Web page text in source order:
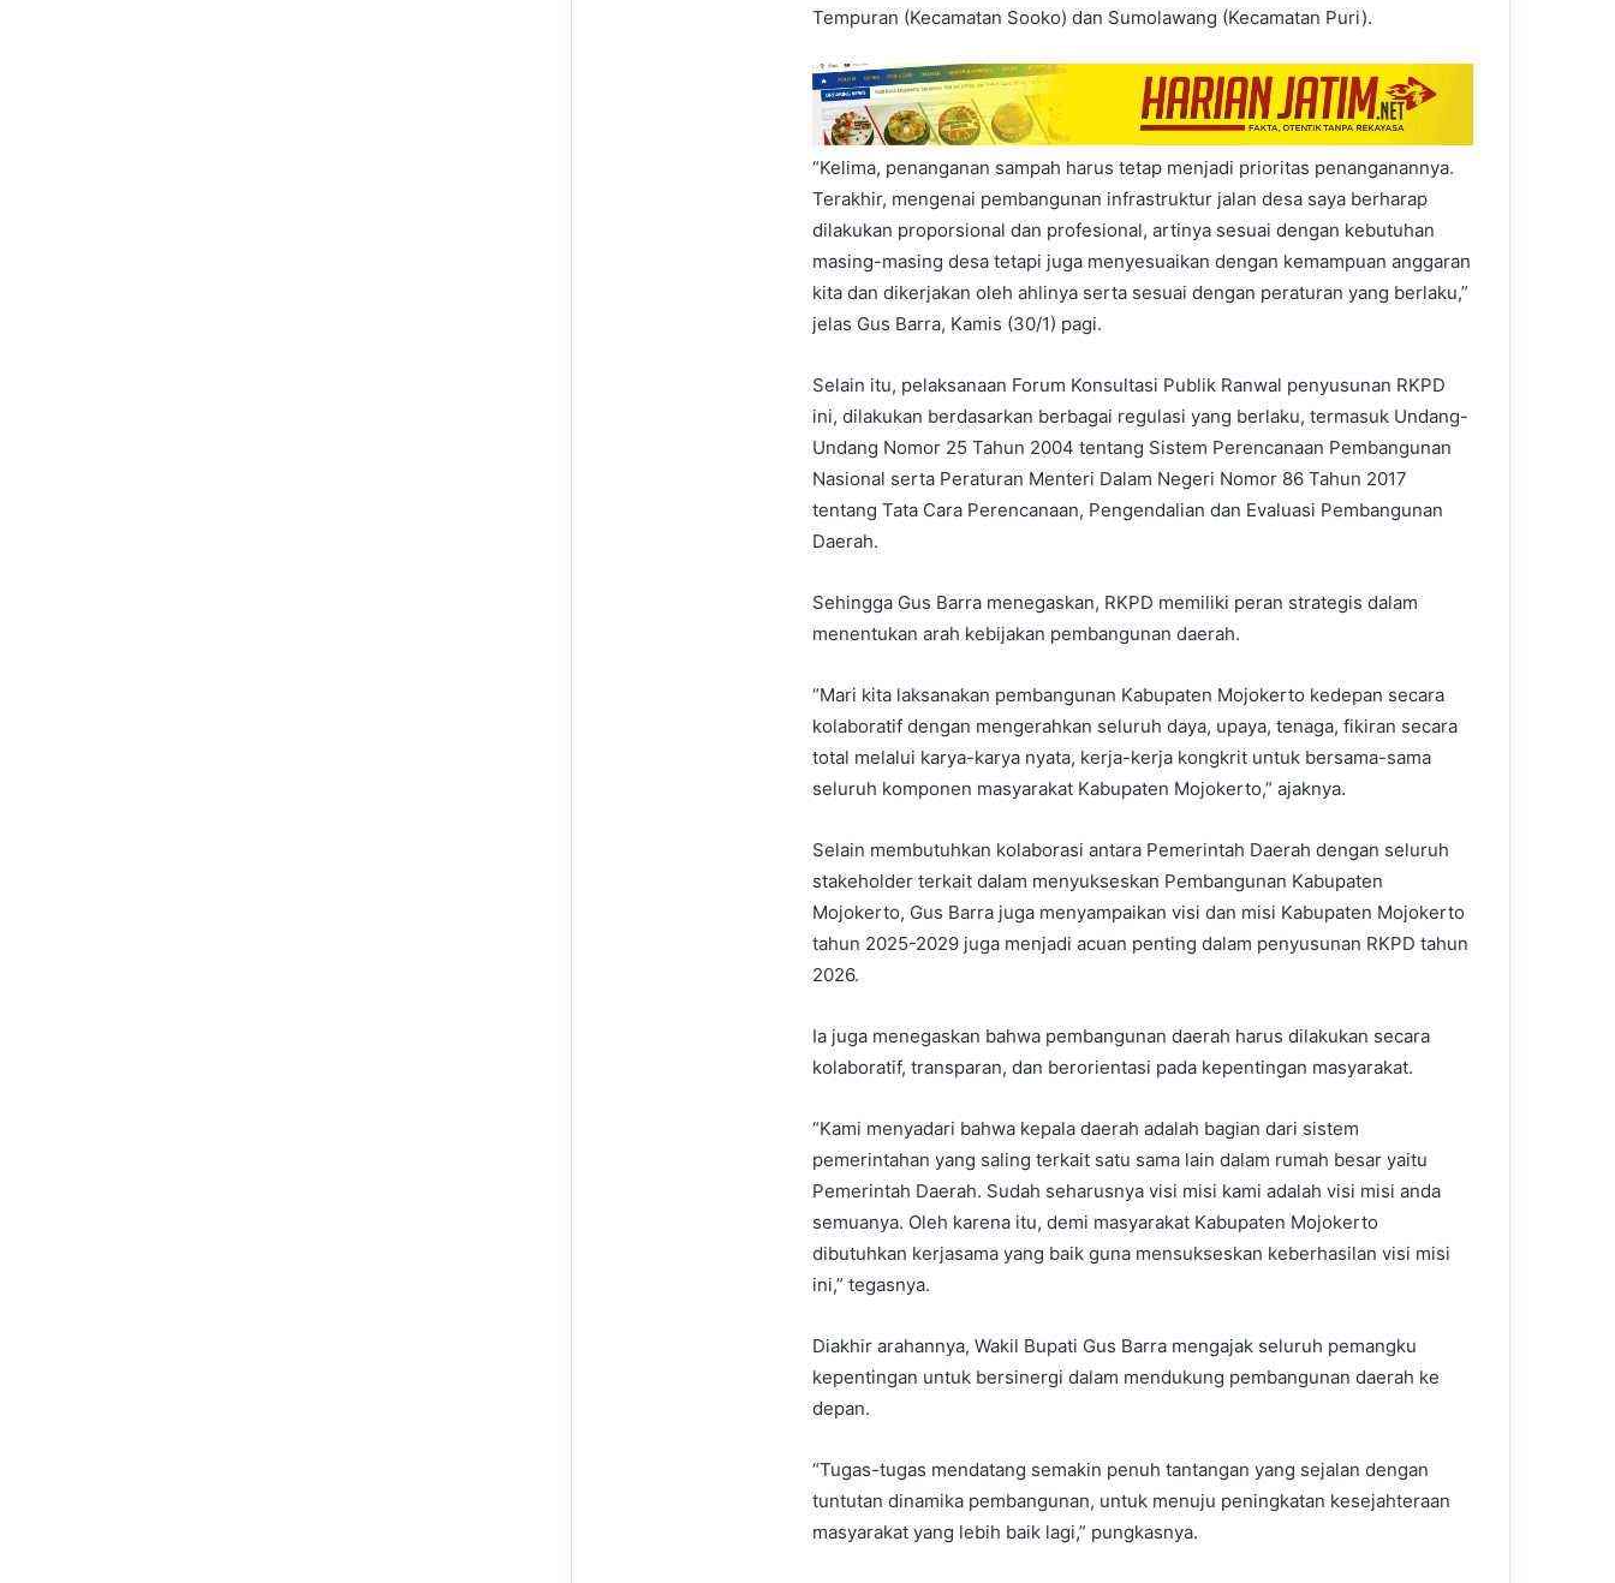
Tempuran (Kecamatan Sooko) dan Sumolawang (Kecamatan Puri).
“Kelima, penanganan sampah harus tetap menjadi prioritas penanganannya.
Terakhir, mengenai pembangunan infrastruktur jalan desa saya berharap
dilakukan proporsional dan profesional, artinya sesuai dengan kebutuhan
masing-masing desa tetapi juga menyesuaikan dengan kemampuan anggaran
kita dan dikerjakan oleh ahlinya serta sesuai dengan peraturan yang berlaku,”
jelas Gus Barra, Kamis (30/1) pagi.
Selain itu, pelaksanaan Forum Konsultasi Publik Ranwal penyusunan RKPD
ini, dilakukan berdasarkan berbagai regulasi yang berlaku, termasuk Undang-
Undang Nomor 25 Tahun 2004 tentang Sistem Perencanaan Pembangunan
Nasional serta Peraturan Menteri Dalam Negeri Nomor 86 Tahun 2017
tentang Tata Cara Perencanaan, Pengendalian dan Evaluasi Pembangunan
Daerah.
Sehingga Gus Barra menegaskan, RKPD memiliki peran strategis dalam
menentukan arah kebijakan pembangunan daerah.
“Mari kita laksanakan pembangunan Kabupaten Mojokerto kedepan secara
kolaboratif dengan mengerahkan seluruh daya, upaya, tenaga, fikiran secara
total melalui karya-karya nyata, kerja-kerja kongkrit untuk bersama-sama
seluruh komponen masyarakat Kabupaten Mojokerto,” ajaknya.
Selain membutuhkan kolaborasi antara Pemerintah Daerah dengan seluruh
stakeholder terkait dalam menyukseskan Pembangunan Kabupaten
Mojokerto, Gus Barra juga menyampaikan visi dan misi Kabupaten Mojokerto
tahun 2025-2029 juga menjadi acuan penting dalam penyusunan RKPD tahun
2026.
Ia juga menegaskan bahwa pembangunan daerah harus dilakukan secara
kolaboratif, transparan, dan berorientasi pada kepentingan masyarakat.
“Kami menyadari bahwa kepala daerah adalah bagian dari sistem
pemerintahan yang saling terkait satu sama lain dalam rumah besar yaitu
Pemerintah Daerah. Sudah seharusnya visi misi kami adalah visi misi anda
semuanya. Oleh karena itu, demi masyarakat Kabupaten Mojokerto
dibutuhkan kerjasama yang baik guna mensukseskan keberhasilan visi misi
ini,” tegasnya.
Diakhir arahannya, Wakil Bupati Gus Barra mengajak seluruh pemangku
kepentingan untuk bersinergi dalam mendukung pembangunan daerah ke
depan.
“Tugas-tugas mendatang semakin penuh tantangan yang sejalan dengan
tuntutan dinamika pembangunan, untuk menuju peningkatan kesejahteraan
masyarakat yang lebih baik lagi,” pungkasnya.